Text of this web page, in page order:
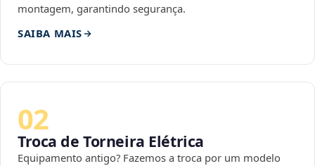
montagem, garantindo segurança.
SAIBA MAIS
02
Troca de Torneira Elétrica
Equipamento antigo? Fazemos a troca por um modelo